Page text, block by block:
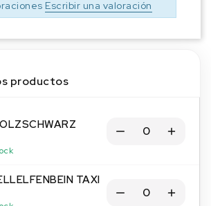
Escribir una valoración
productos
TAXI